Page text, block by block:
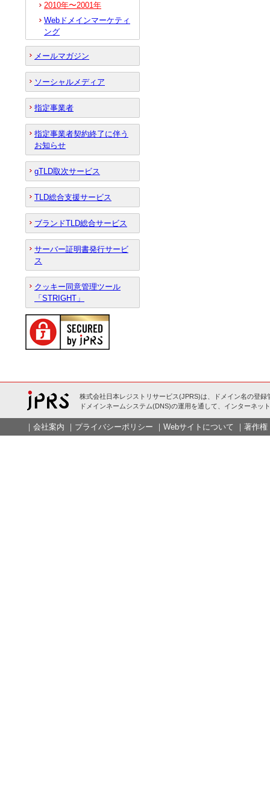
2010年〜2001年
Webドメインマーケティ
ング
メールマガジン
ソーシャルメディア
指定事業者
指定事業者契約終了に伴う
お知らせ
gTLD取次サービス
TLD総合支援サービス
ブランドTLD総合サービス
サーバー証明書発行サービ
ス
クッキー同意管理ツール
「STRIGHT」
株式会社日本レジストリサービス(JPRS)は、ドメイン名の登録
ドメインネームシステム(DNS)の運用を通して、インターネッ
｜ 会社案内 ｜ プライバシーポリシー ｜ Webサイトについて ｜ 著作権